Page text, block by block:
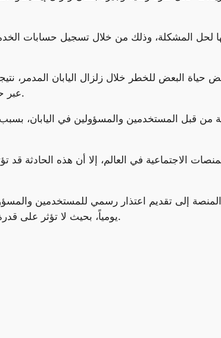
الحصول على معلومات مصيرية من خدمة الطوارئ Nerv عبر حساباتهم على المنصة.
إلى تقديم اعتذار رسمي للمستخدمين
يومياً، بحيث لا تؤثر على قدرة الحسابات التابعة لجهات حكومية أو خدمات عامة على نشر المعلومات الطارئة.